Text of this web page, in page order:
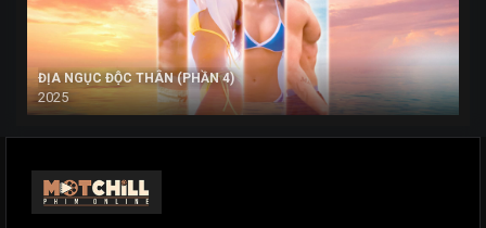
ĐỊA NGỤC ĐỘC THÂN (PHẦN 4)
2025